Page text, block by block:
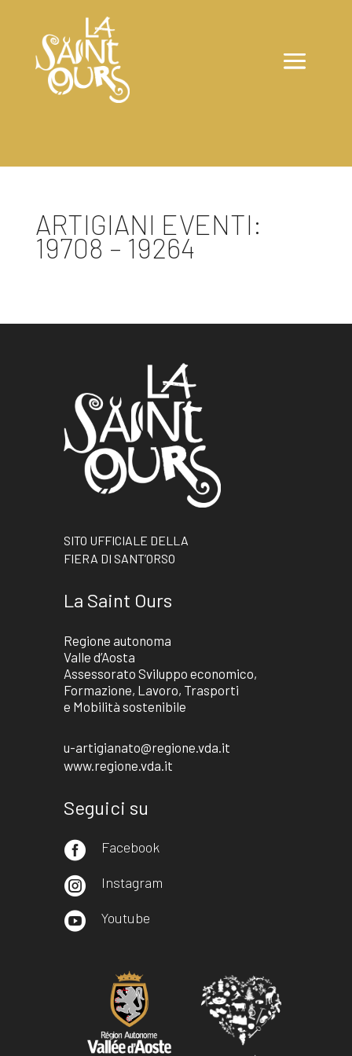
ARTIGIANI EVENTI:
19708 – 19264
SITO UFFICIALE DELLA
FIERA DI SANT’ORSO
La Saint Ours
Regione autonoma
Valle d’Aosta
Assessorato Sviluppo economico,
Formazione, Lavoro, Trasporti
e Mobilità sostenibile
u-artigianato@regione.vda.it
www.regione.vda.it
Seguici su
 Facebook
 Instagram
 Youtube